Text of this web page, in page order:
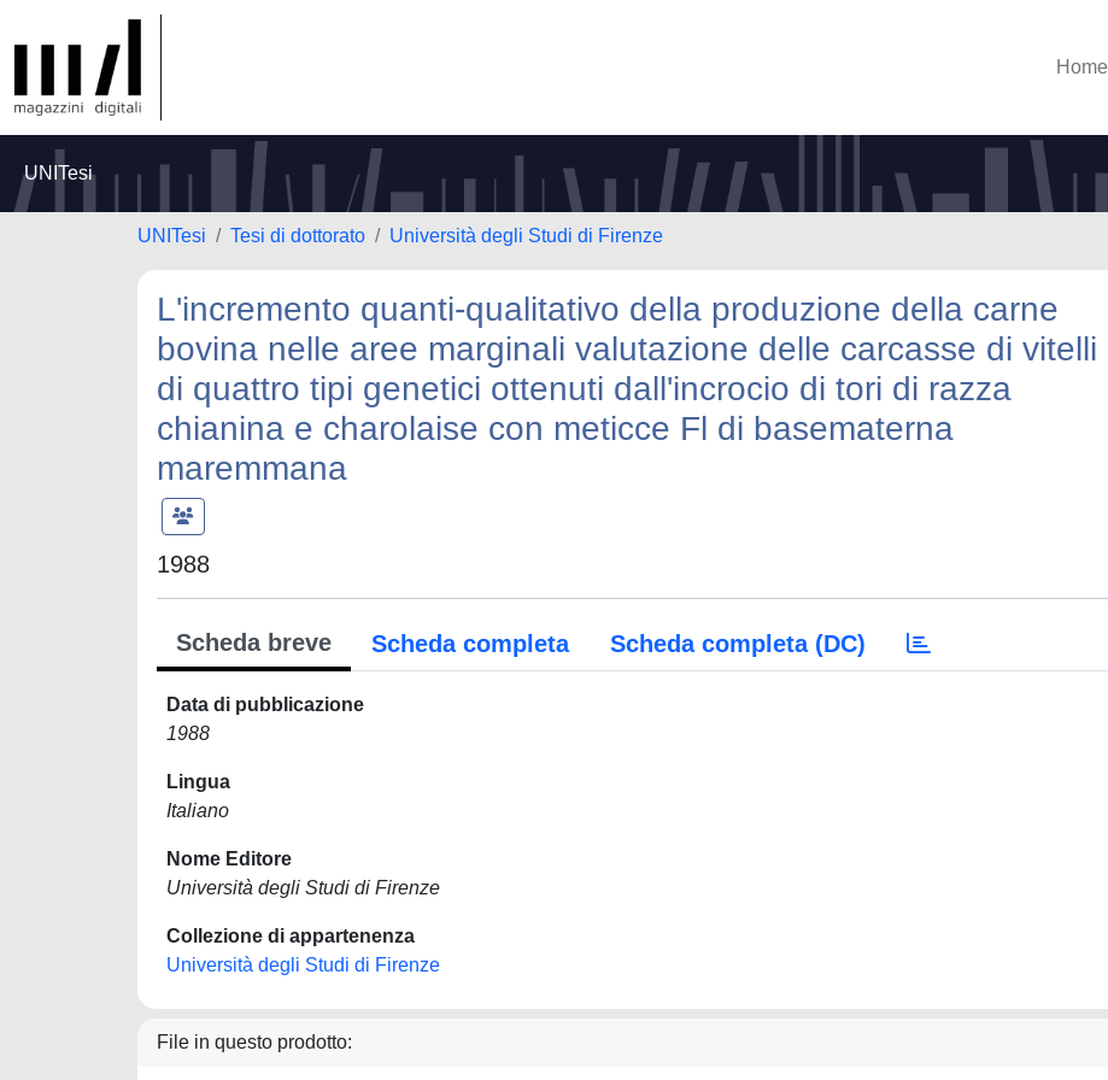
Home
UNITesi
UNITesi Tesi di dottorato Università degli Studi di Firenze
L'incremento quanti-qualitativo della produzione della carne
bovina nelle aree marginali valutazione delle carcasse di vitelli
di quattro tipi genetici ottenuti dall'incrocio di tori di razza
chianina e charolaise con meticce Fl di basematerna
maremmana
1988
Scheda breve Scheda completa Scheda completa (DC)
Data di pubblicazione
1988
Lingua
Italiano
Nome Editore
Università degli Studi di Firenze
Collezione di appartenenza
Università degli Studi di Firenze
File in questo prodotto: